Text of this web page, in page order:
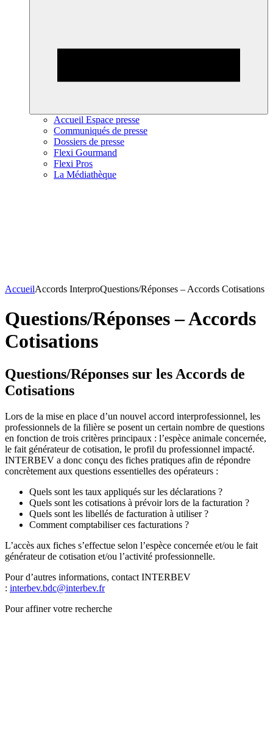
Accueil Espace presse
Communiqués de presse
Dossiers de presse
Flexi Gourmand
Flexi Pros
La Médiathèque
AccueilAccords InterproQuestions/Réponses – Accords Cotisations
Questions/Réponses – Accords
Cotisations
Questions/Réponses sur les Accords de
Cotisations
Lors de la mise en place d’un nouvel accord interprofessionnel, les
professionnels de la filière se posent un certain nombre de questions
en fonction de trois critères principaux : l’espèce animale concernée,
le fait générateur de cotisation, le profil du professionnel impacté.
INTERBEV a donc conçu des fiches pratiques afin de répondre
concrètement aux questions essentielles des opérateurs :
Quels sont les taux appliqués sur les déclarations ?
Quels sont les cotisations à prévoir lors de la facturation ?
Quels sont les libellés de facturation à utiliser ?
Comment comptabiliser ces facturations ?
L’accès aux fiches s’effectue selon l’espèce concernée et/ou le fait
générateur de cotisation et/ou l’activité professionnelle.
Pour d’autres informations, contact INTERBEV
: interbev.bdc@interbev.fr
Pour affiner votre recherche